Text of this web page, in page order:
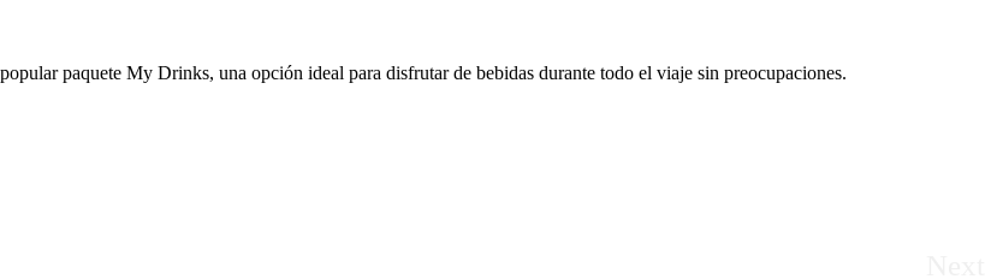
paquete My Drinks, una opción ideal para disfrutar de bebidas durante todo el viaje sin preocupaciones.